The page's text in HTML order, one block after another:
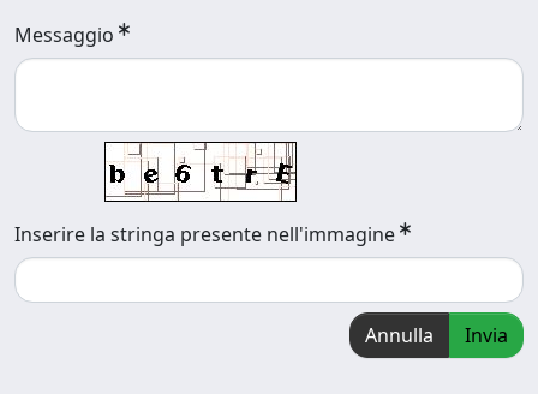
Messaggio
Inserire la stringa presente nell'immagine
Annulla Invia